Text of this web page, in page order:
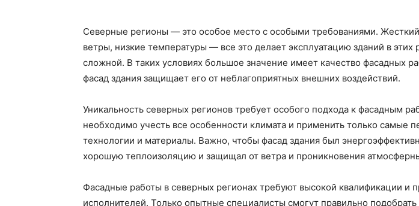
Северные регионы — это особое место с особыми требованиями.
ветры, низкие температуры — все это делает эксплуатацию зданий в этих
сложной. В таких условиях большое значение имеет качество фасадных
фасад здания защищает его от неблагоприятных внешних воздействий.
Уникальность северных регионов требует особого подхода к фасадным
необходимо учесть все особенности климата и применить только самые
технологии и материалы. Важно, чтобы фасад здания был
хорошую теплоизоляцию и защищал от ветра и проникновения
Фасадные работы в северных регионах требуют высокой квалификации и
исполнителей. Только опытные специалисты смогут правильно подобрать